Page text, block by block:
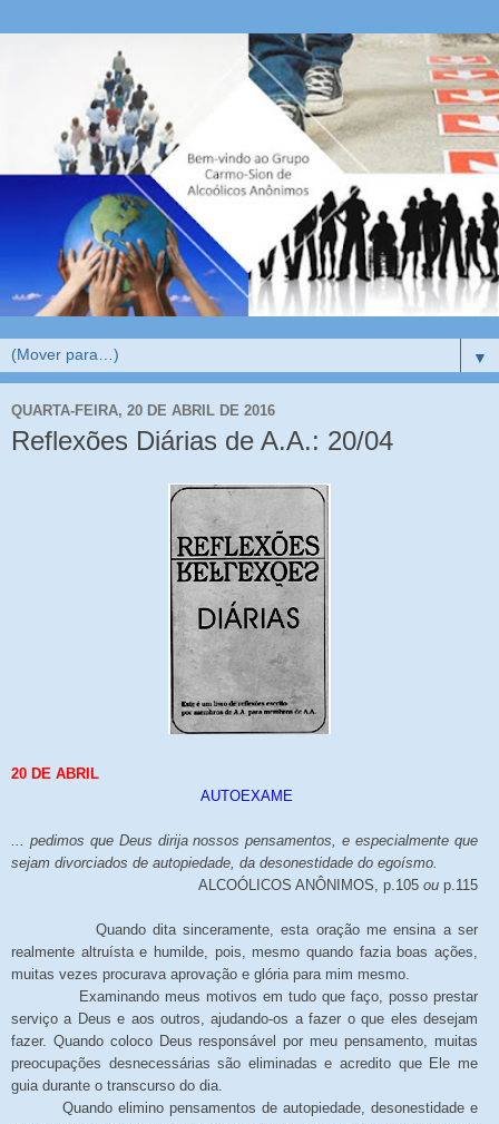
▼
QUARTA-FEIRA, 20 DE ABRIL DE 2016
Reflexões Diárias de A.A.: 20/04
20 DE ABRIL
AUTOEXAME
... pedimos que Deus dirija nossos pensamentos, e especialmente que
sejam divorciados de autopiedade, da desonestidade do egoísmo.
ALCOÓLICOS ANÔNIMOS, p.105 oup.115
Quando dita sinceramente, esta oração me ensina a ser
realmente altruísta e humilde, pois, mesmo quando fazia boas ações,
muitas vezes procurava aprovação e glória para mim mesmo.
Examinando meus motivos em tudo que faço, posso prestar
serviço a Deus e aos outros, ajudando-os a fazer o que eles desejam
fazer. Quando coloco Deus responsável por meu pensamento, muitas
preocupações desnecessárias são eliminadas e acredito que Ele me
guia durante o transcurso do dia.
Quando elimino pensamentos de autopiedade, desonestidade e